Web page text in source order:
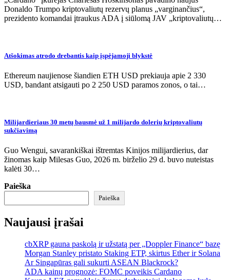
Donaldo Trumpo kriptovaliutų rezervų planus „varginančius“,
prezidento komandai įtraukus ADA į siūlomą JAV „kriptovaliutų…
Atšokimas atrodo drebantis kaip įspėjamoji blykstė
Ethereum naujienose šiandien ETH USD prekiauja apie 2 330
USD, bandant atsigauti po 2 250 USD paramos zonos, o tai…
Milijardieriaus 30 metų bausmė už 1 milijardo dolerių kriptovaliutų
sukčiavimą
Guo Wengui, savarankiškai ištremtas Kinijos milijardierius, dar
žinomas kaip Milesas Guo, 2026 m. birželio 29 d. buvo nuteistas
kalėti 30…
Paieška
Paieška
Naujausi įrašai
cbXRP gauna paskolą ir užstatą per „Doppler Finance“ bazę
Morgan Stanley pristato Staking ETP, skirtus Ether ir Solana
Ar Singapūras gali sukurti ASEAN Blackrock?
ADA kainų prognozė: FOMC poveikis Cardano